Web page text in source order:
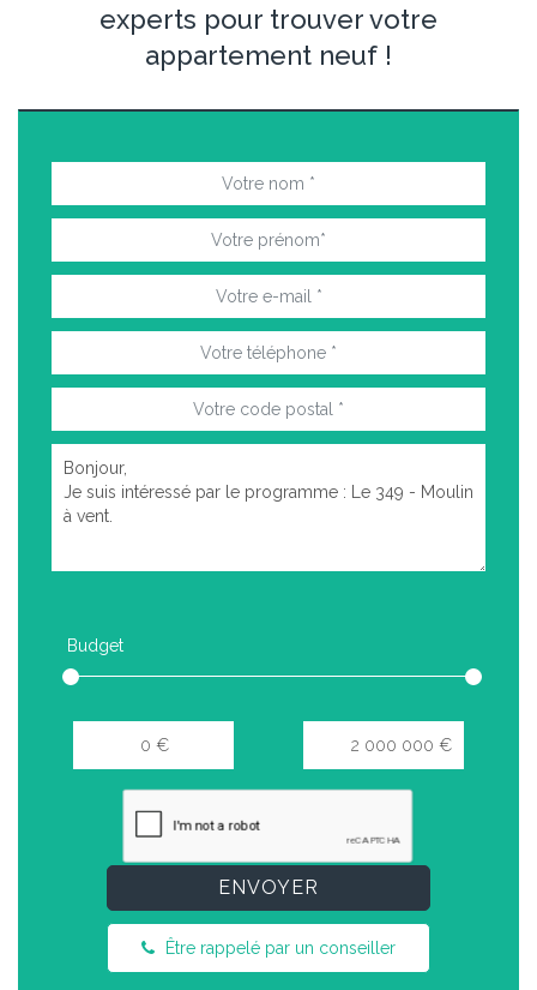
experts pour trouver votre
appartement neuf !
Budget
ENVOYER
Être rappelé par un conseiller